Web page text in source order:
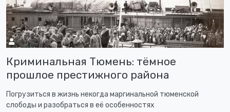
Криминальная Тюмень: тёмное
прошлое престижного района
Погрузиться в жизнь некогда маргинальной тюменской
слободы и разобраться в её особенностях